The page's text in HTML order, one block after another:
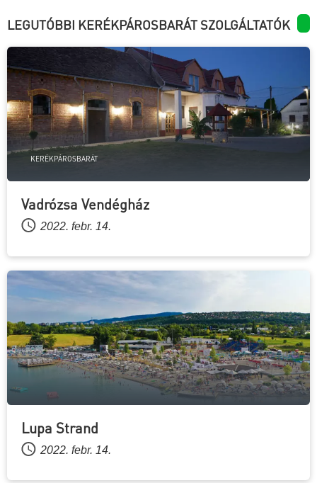
LEGUTÓBBI KERÉKPÁROSBARÁT SZOLGÁLTATÓK
KERÉKPÁROSBARÁT
Vadrózsa Vendégház
2022. febr. 14.
Lupa Strand
2022. febr. 14.